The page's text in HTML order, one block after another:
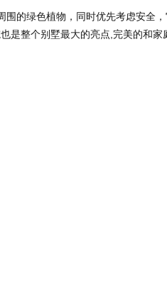
围的绿色植物，同时优先考虑安全
是整个别墅最大的亮点,完美的和家